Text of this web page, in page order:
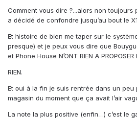
Comment vous dire ?...alors non toujours
a décidé de confondre jusqu’au bout le
Et histoire de bien me taper sur le
presque) et je peux vous dire que
et Phone House N’ONT RIEN A PROPOSER
RIEN.
Et oui à la fin je suis rentrée dans un peu
magasin du moment que ça avait l’air
La note la plus positive (enfin…) c’est le